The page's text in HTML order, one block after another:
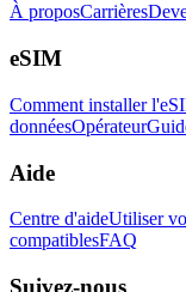
À proposCarrières
eSIM
Comment installer
donnéesOpérateur
Aide
Centre d'aideUtiliser
compatiblesFAQ
Suivez-nous